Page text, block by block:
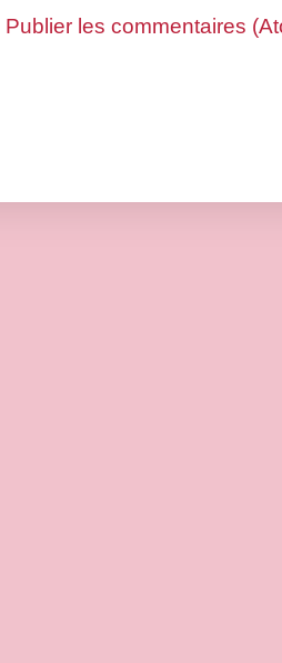
Publier les commentaires